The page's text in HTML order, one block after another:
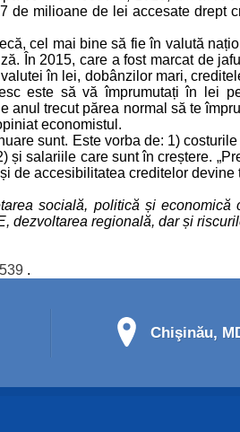
milioane de lei accesate
cel mai bine să fie în valută
În 2015, care a fost marcat de
în lei, dobânzilor mari,
este să vă împrumutați în lei
trecut părea normal să te
economistul.
sunt. Este vorba de: 1)
salariile care sunt în creștere.
accesibilitatea creditelor
socială, politică și
regională, dar și
.
Chişinău,